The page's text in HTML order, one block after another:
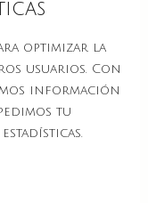
optimizar la
usuarios. Con
información
tu